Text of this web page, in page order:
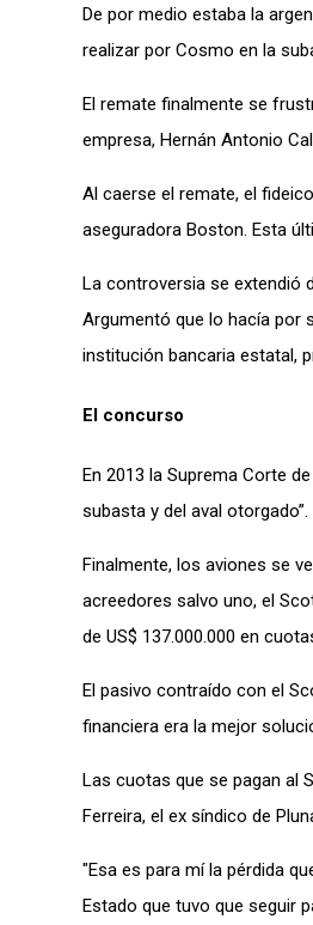
De por medio estaba la
realizar por Cosmo en la
El remate finalmente se
empresa, Hernán Antonio
Al caerse el remate, el
aseguradora Boston. Esta
La controversia se extendió
Argumentó que lo hacía por
institución bancaria estatal,
El concurso
En 2013 la Suprema Corte
subasta y del aval
Finalmente, los aviones se
acreedores salvo uno, el
de US$ 137.000.000 en
El pasivo contraído con el
financiera era la mejor
Las cuotas que se pagan al
Ferreira, el ex síndico de
"Esa es para mí la pérdida
Estado que tuvo que seguir